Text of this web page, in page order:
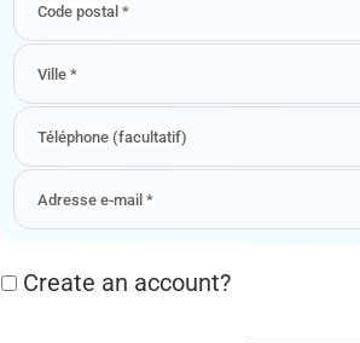
Code postal *
Ville *
Téléphone (facultatif)
Adresse e-mail *
Create an account?